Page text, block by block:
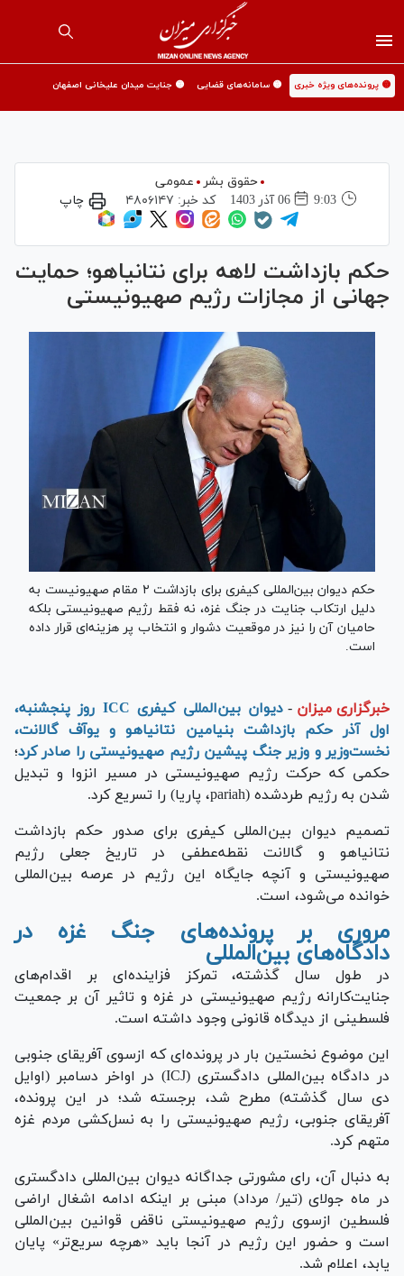
🟡 پرونده‌های ویژه خبری 🟡 سامانه‌های قضایی 🟡 جنایت میدان علیخانی اصفهان
حقوق بشر
عمومی
9:03
06 آذر 1403 کد خبر: ۴۸۰۶۱۴۷ چاپ
حکم بازداشت لاهه برای نتانیاهو؛ حمایت
جهانی از مجازات رژیم صهیونیستی
حکم دیوان بین‌المللی کیفری برای بازداشت ۲ مقام صهیونیست به
دلیل ارتکاب جنایت در جنگ غزه، نه فقط رژیم صهیونیستی بلکه
حامیان آن را نیز در موقعیت دشوار و انتخاب پر هزینه‌ای قرار داده
است.
خبرگزاری میزان -
دیوان بین‌المللی کیفری ICC روز پنجشنبه،
اول آذر حکم بازداشت بنیامین نتانیاهو و یوآف گالانت،
نخست‌وزیر و وزیر جنگ پیشین رژیم صهیونیستی را صادر کرد؛
حکمی که حرکت رژیم صهیونیستی در مسیر انزوا و تبدیل
شدن به رژیم طردشده (pariah، پاریا) را تسریع کرد.
تصمیم دیوان بین‌المللی کیفری برای صدور حکم بازداشت
نتانیاهو و گالانت نقطه‌عطفی در تاریخ جعلی رژیم
صهیونیستی و آنچه جایگاه این رژیم در عرصه بین‌المللی
خوانده می‌شود، است.
مروری بر پرونده‌های جنگ غزه در
دادگاه‌های بین‌المللی
در طول سال گذشته، تمرکز فزاینده‌ای بر اقدام‌های
جنایت‌کارانه رژیم صهیونیستی در غزه و تاثیر آن بر جمعیت
فلسطینی از دیدگاه قانونی وجود داشته است.
این موضوع نخستین بار در پرونده‌ای که ازسوی آفریقای جنوبی
در دادگاه بین‌المللی دادگستری (ICJ) در اواخر دسامبر (اوایل
دی سال گذشته) مطرح شد، برجسته شد؛ در این پرونده،
آفریقای جنوبی، رژیم صهیونیستی را به نسل‌کشی مردم غزه
متهم کرد.
به دنبال آن، رای مشورتی جداگانه دیوان بین‌المللی دادگستری
در ماه جولای (تیر/ مرداد) مبنی بر اینکه ادامه اشغال اراضی
فلسطین ازسوی رژیم صهیونیستی ناقض قوانین بین‌المللی
است و حضور این رژیم در آنجا باید «هرچه سریع‌تر» پایان
یابد، اعلام شد.